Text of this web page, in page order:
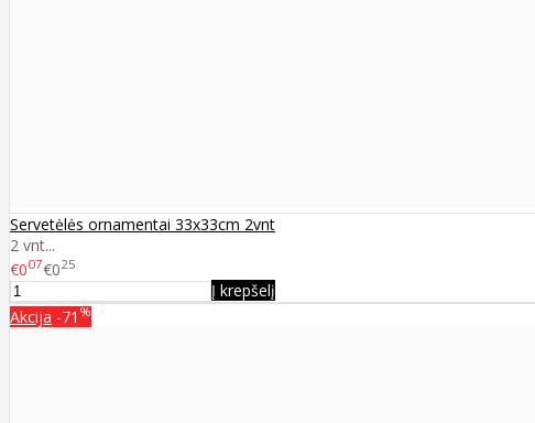
Servetėlės ornamentai 33x33cm 2vnt
2 vnt...
€007€025
Į krepšelį
Akcija -71 %